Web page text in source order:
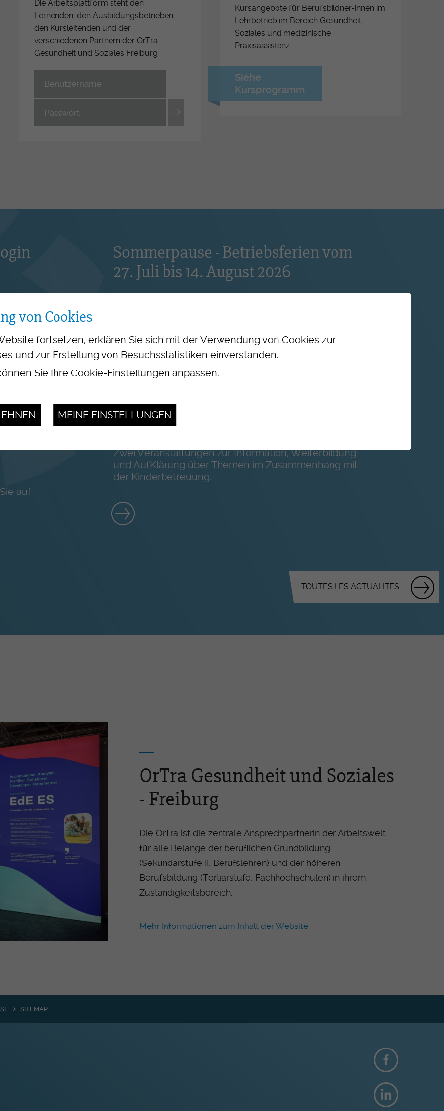
In
Fotos - Videos
Flash-Info INFRI
Links
Conférence OrTra
Aperitiv Lehrabschluss
Informationsveranstaltungen für
Förderung der Arbeitsplätze
Umsetzung der Pflegeinitiative
Die Arbeitsplattform steht den
Lernenden, den Ausbildungsbetrieben,
den Kursleitenden und der
verschiedenen Partnern der OrTra
Gesundheit und Soziales Freiburg
Kursangebote für Berufsbildner-innen im
Lehrbetrieb im Bereich Gesundheit,
Soziales und medizinische
Praxisassistenz
Siehe
Kursprogramm
Sommerpause - Betriebsferien vom
27. Juli bis 14. August 2026
wünschen Ihnen eine schöne Sommerzeit.
auf
Zämä für D'Zuäkunft - Herbst 2026
Zwei Veranstaltungen zur Information, Weiterbildung
und AufKlärung über Themen im Zusammenhang mit
der Kinderbetreuung.
TOUTES LES ACTUALITÉS
OrTra Gesundheit und Soziales
- Freiburg
Die OrTra ist die zentrale Ansprechpartnerin der Arbeitswelt
für alle Belange der beruflichen Grundbildung
(Sekundarstufe II, Berufslehren) und der höheren
Berufsbildung (Tertiärstufe, Fachhochschulen) in ihrem
Zuständigkeitsbereich.
Mehr Informationen zum Inhalt der Website
SITEMAP
von Cookies
fortsetzen, erklären Sie sich mit der Verwendung von Cookies zur
und zur Erstellung von Besuchsstatistiken einverstanden.
Sie Ihre Cookie-Einstellungen anpassen.
MEINE EINSTELLUNGEN